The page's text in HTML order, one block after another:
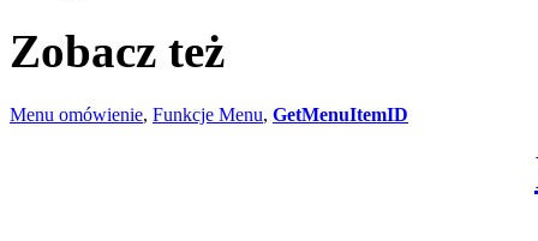
Zobacz też
Menu omówienie, Funkcje Menu, GetMenuItemID